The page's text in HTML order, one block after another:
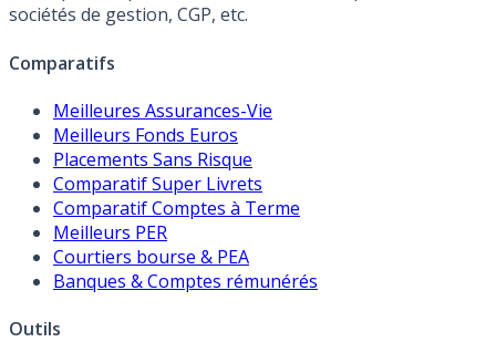
sociétés de gestion, CGP, etc.
Comparatifs
Meilleures Assurances-Vie
Meilleurs Fonds Euros
Placements Sans Risque
Comparatif Super Livrets
Comparatif Comptes à Terme
Meilleurs PER
Courtiers bourse & PEA
Banques & Comptes rémunérés
Outils